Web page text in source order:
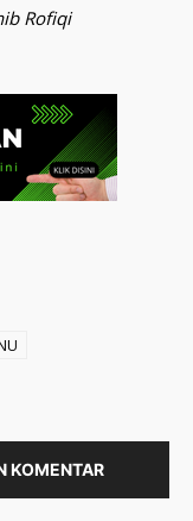
Rofiqi
KOMENTAR